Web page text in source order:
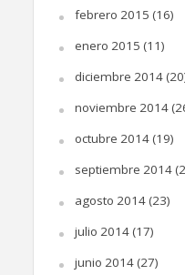
febrero 2015 (16)
enero 2015 (11)
diciembre 2014
noviembre 2014
octubre 2014(19)
septiembre 2014
agosto 2014(23)
julio 2014(17)
junio 2014(27)